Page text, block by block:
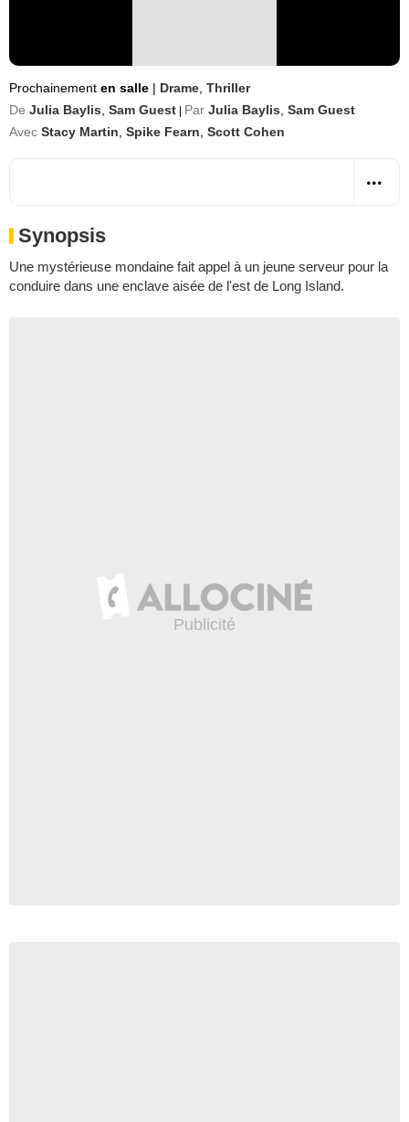
Prochainement en salle | Drame Thriller
De Julia Baylis Sam Guest Par Julia Baylis Sam Guest
Avec Stacy Martin Spike Fearn Scott Cohen
Synopsis
Une mystérieuse mondaine fait appel à un jeune serveur pour la
conduire dans une enclave aisée de l'est de Long Island.